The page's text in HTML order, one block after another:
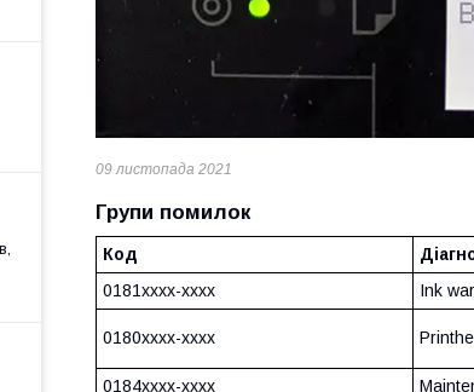
09 листопада 2021
Групи помилок
Код
0181xxxx-xxxx
Ink
0180xxxx-xxxx
0184xxxx-xxxx